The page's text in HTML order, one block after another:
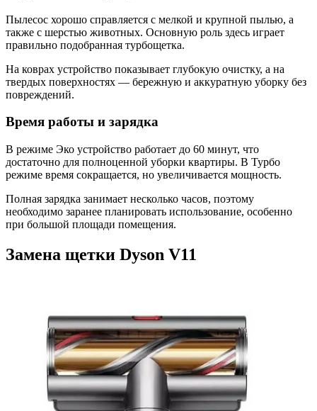
Пылесос хорошо справляется с мелкой и крупной пылью, а
также с шерстью животных. Основную роль здесь играет
правильно подобранная турбощетка.
На коврах устройство показывает глубокую очистку, а на
твердых поверхностях — бережную и аккуратную уборку без
повреждений.
Время работы и зарядка
В режиме Эко устройство работает до 60 минут, что
достаточно для полноценной уборки квартиры. В Турбо
режиме время сокращается, но увеличивается мощность.
Полная зарядка занимает несколько часов, поэтому
необходимо заранее планировать использование, особенно
при большой площади помещения.
Замена щетки Dyson V11